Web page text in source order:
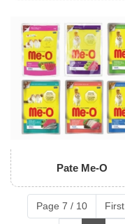
Pate Me-O
Page 7 / 10 First